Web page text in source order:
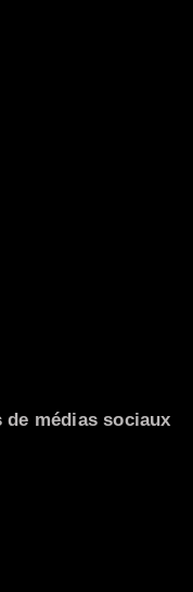
médias sociaux